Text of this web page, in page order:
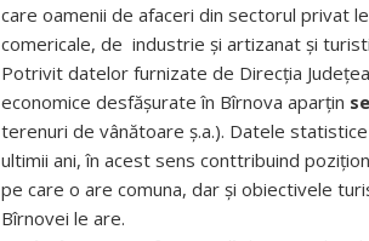
care oamenii de afaceri din sectorul privat
comericale, de industrie și artizanat și
Potrivit datelor furnizate de Direcția
economice desfășurate în Bîrnova aparțin
terenuri de vânătoare ș.a.). Datele
ultimii ani, în acest sens conttribuind
pe care o are comuna, dar și obiectivele
Bîrnovei le are.